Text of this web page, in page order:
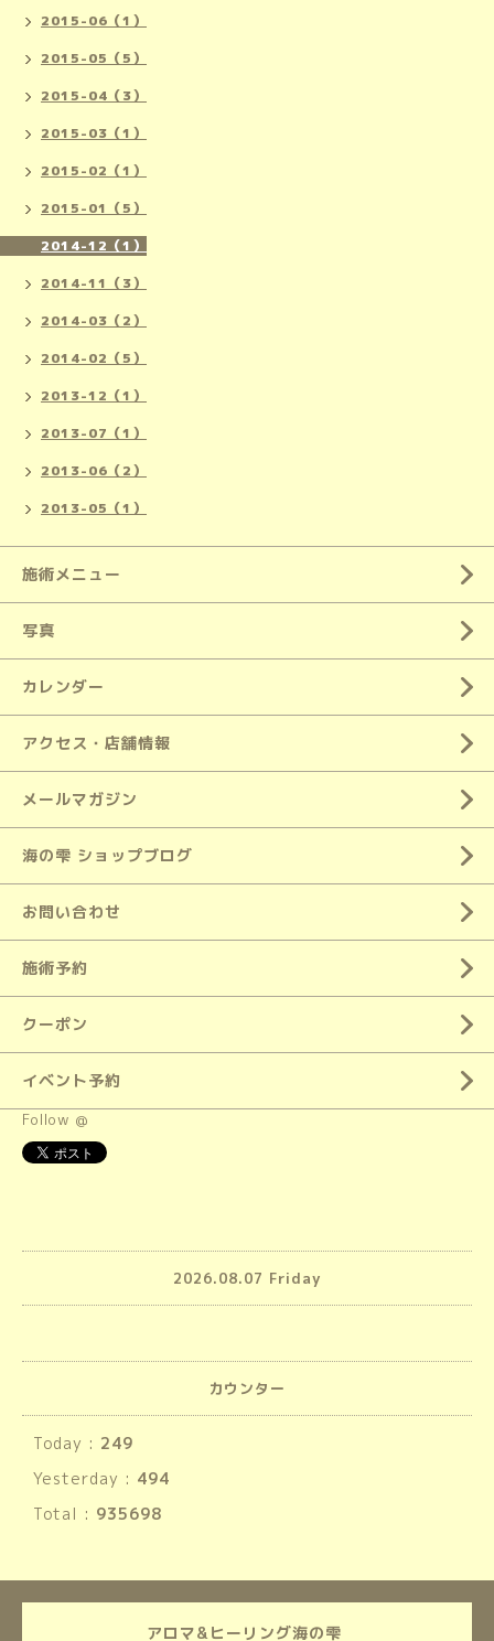
2015-06（1）
2015-05（5）
2015-04（3）
2015-03（1）
2015-02（1）
2015-01（5）
2014-12（1）
2014-11（3）
2014-03（2）
2014-02（5）
2013-12（1）
2013-07（1）
2013-06（2）
2013-05（1）
施術メニュー
写真
カレンダー
アクセス・店舗情報
メールマガジン
海の雫 ショップブログ
お問い合わせ
施術予約
クーポン
イベント予約
Follow @
2026.08.07 Friday
カウンター
Today : 249
Yesterday : 494
Total : 935698
アロマ&ヒーリング海の雫